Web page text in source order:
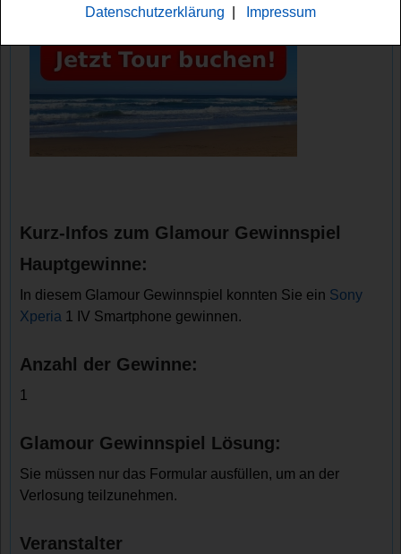
Kurz-Infos zum Glamour Gewinnspiel
Hauptgewinne:
In diesem Glamour Gewinnspiel konnten Sie ein Sony
Xperia 1 IV Smartphone gewinnen.
Anzahl der Gewinne:
1
Glamour Gewinnspiel Lösung:
Sie müssen nur das Formular ausfüllen, um an der
Verlosung teilzunehmen.
Veranstalter
Datenschutzerklärung Impressum